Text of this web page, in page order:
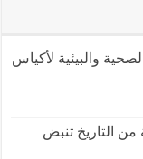
والبيئية لأكياس
التاريخ تنبض